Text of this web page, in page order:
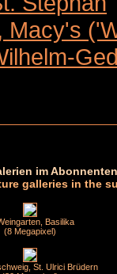
Macy's
im
galleries in the
Basilika
(8 Megapixel)
St. Ulrici Brüdern